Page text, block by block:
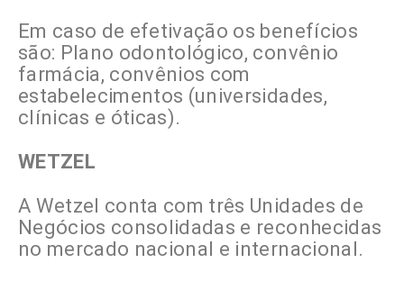
Em caso de efetivação os benefícios
são: Plano odontológico, convênio
farmácia, convênios com
estabelecimentos (universidades,
clínicas e óticas).
WETZEL
A Wetzel conta com três Unidades de
Negócios consolidadas e reconhecidas
no mercado nacional e internacional.